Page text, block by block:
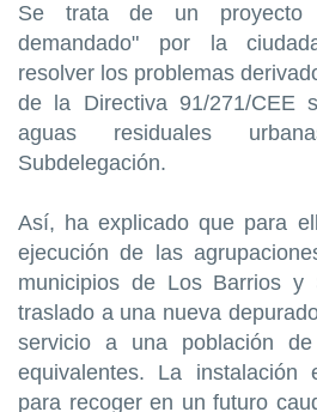
Se trata de un proyecto
demandado" por la
resolver los problemas
de la Directiva 91/271/CEE
aguas residuales
Subdelegación.
Así, ha explicado que para
ejecución de las
municipios de Los Barrios y
traslado a una nueva
servicio a una población de
equivalentes. La instalación
para recoger en un futuro